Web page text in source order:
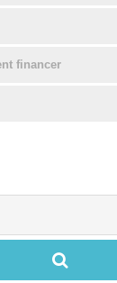
financer